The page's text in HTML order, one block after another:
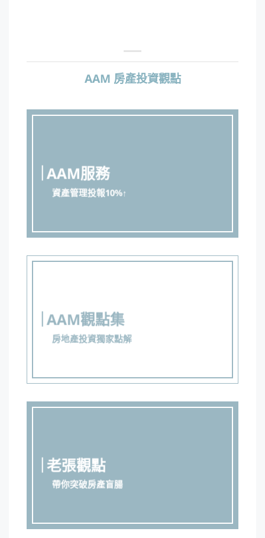
AAM 房產投資觀點
AAM服務
資產管理投報10%↑
AAM觀點集
房地產投資獨家點解
老張觀點
帶你突破房產盲腸